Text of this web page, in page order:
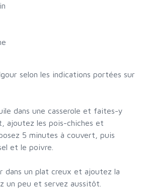
selon les indications portées sur
dans une casserole et faites-y
ajoutez les pois-chiches et
5 minutes à couvert, puis
et le poivre.
dans un plat creux et ajoutez la
un peu et servez aussitôt.